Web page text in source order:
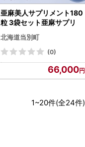
亜麻美人サプリメント180
粒 3袋セット亜麻サプリ
北海道当別町
(0)
66,000
1~20件(全24件)